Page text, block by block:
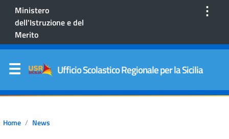
Ministero
dell'Istruzione e del
Merito
⋮
Ufficio Scolastico Regionale per la Sicilia
Home News